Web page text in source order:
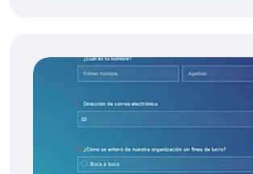
hoy!